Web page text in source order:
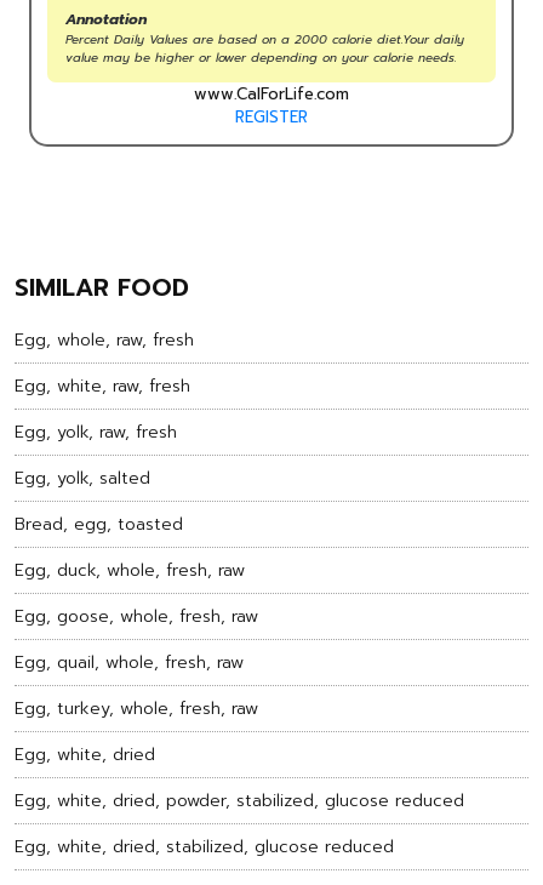
Annotation
Percent Daily Values are based on a 2000 calorie diet.Your daily
value may be higher or lower depending on your calorie needs.
www.CalForLife.com
REGISTER
SIMILAR FOOD
Egg, whole, raw, fresh
Egg, white, raw, fresh
Egg, yolk, raw, fresh
Egg, yolk, salted
Bread, egg, toasted
Egg, duck, whole, fresh, raw
Egg, goose, whole, fresh, raw
Egg, quail, whole, fresh, raw
Egg, turkey, whole, fresh, raw
Egg, white, dried
Egg, white, dried, powder, stabilized, glucose reduced
Egg, white, dried, stabilized, glucose reduced